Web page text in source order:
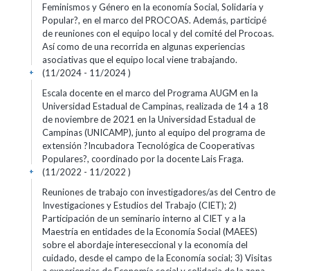
Feminismos y Género en la economía Social, Solidaria y
Popular?, en el marco del PROCOAS. Además, participé
de reuniones con el equipo local y del comité del Procoas.
Así como de una recorrida en algunas experiencias
asociativas que el equipo local viene trabajando.
(11/2024 - 11/2024 )
+
Escala docente en el marco del Programa AUGM en la
Universidad Estadual de Campinas, realizada de 14 a 18
de noviembre de 2021 en la Universidad Estadual de
Campinas (UNICAMP), junto al equipo del programa de
extensión ?Incubadora Tecnológica de Cooperativas
Populares?, coordinado por la docente Lais Fraga.
(11/2022 - 11/2022 )
+
Reuniones de trabajo con investigadores/as del Centro de
Investigaciones y Estudios del Trabajo (CIET); 2)
Participación de un seminario interno al CIET y a la
Maestría en entidades de la Economía Social (MAEES)
sobre el abordaje intereseccional y la economía del
cuidado, desde el campo de la Economía social; 3) Visitas